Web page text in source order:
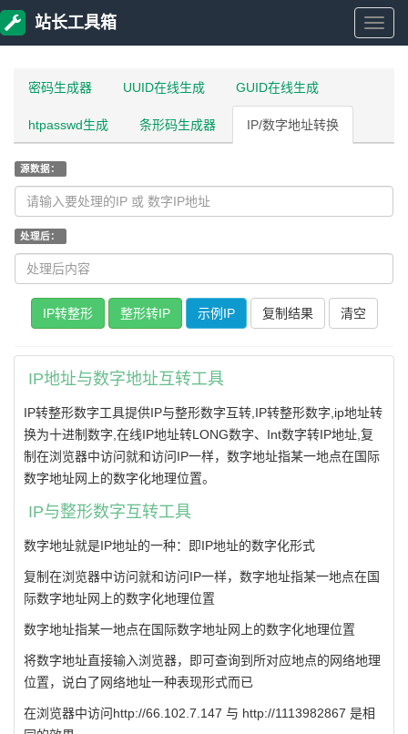
站
箱
站长工具箱
密码生成器 UUID在线生成 GUID在线生成
htpasswd生成 条形码生成器 IP/数字地址转换
源数据：
处理后：
复制结果
IP地址与数字地址互转工具
IP转整形数字工具提供IP与整形数字互转,IP转整形数字,ip地址转
换为十进制数字,在线IP地址转LONG数字、Int数字转IP地址,复
制在浏览器中访问就和访问IP一样，数字地址指某一地点在国际
数字地址网上的数字化地理位置。
IP与整形数字互转工具
数字地址就是IP地址的一种：即IP地址的数字化形式
复制在浏览器中访问就和访问IP一样，数字地址指某一地点在国
际数字地址网上的数字化地理位置
数字地址指某一地点在国际数字地址网上的数字化地理位置
将数字地址直接输入浏览器，即可查询到所对应地点的网络地理
位置，说白了网络地址一种表现形式而已
在浏览器中访问http://66.102.7.147 与 http://1113982867 是相